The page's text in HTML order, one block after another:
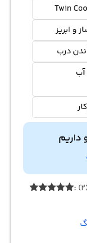
Twin
و ابریز
درب
آب